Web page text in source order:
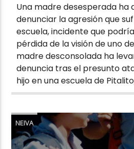
Una madre desesperada ha
denunciar la agresión que
escuela, incidente que
pérdida de la visión de uno
madre desconsolada ha
denuncia tras el presunto
hijo en una escuela de
NEIVA